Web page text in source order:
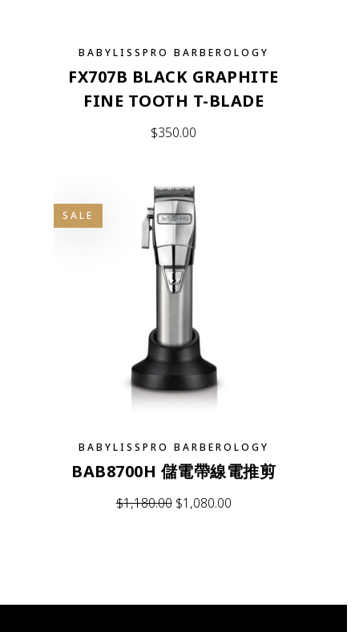
BABYLISSPRO BARBEROLOGY
FX707B BLACK GRAPHITE
FINE TOOTH T-BLADE
$350.00
SALE
BABYLISSPRO BARBEROLOGY
BAB8700H 儲電帶線電推剪
$1,180.00 $1,080.00